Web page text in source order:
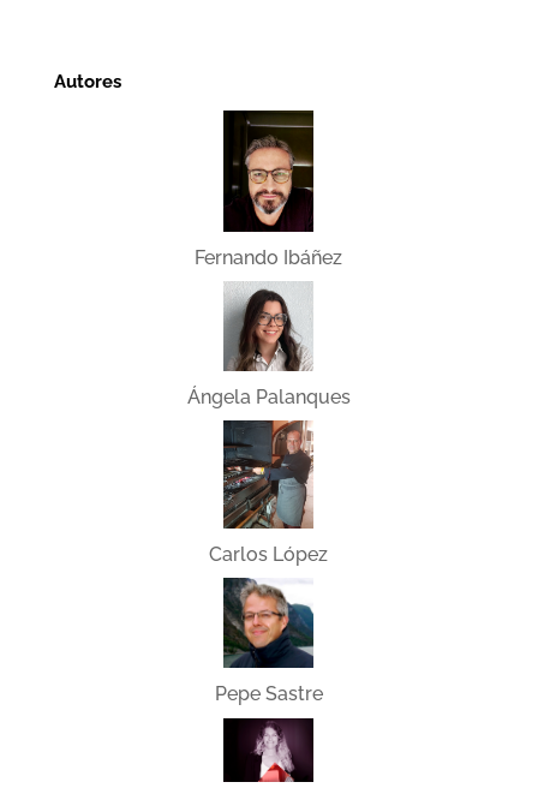
Autores
Fernando Ibáñez
Ángela Palanques
Carlos López
Pepe Sastre